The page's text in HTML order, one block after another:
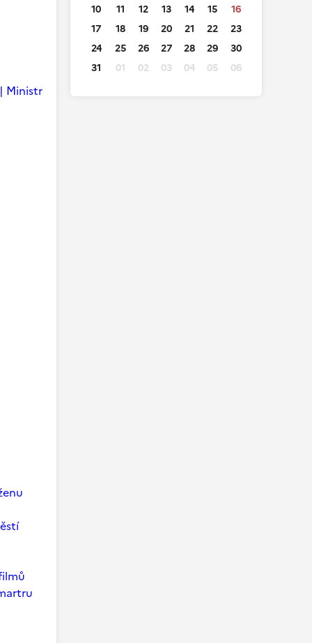
10
11 12 13 14 15
16
17
18 19 20 21 22
23
24
25 26 27 28 29
30
31
01 02 03 04 05 06
Ministr